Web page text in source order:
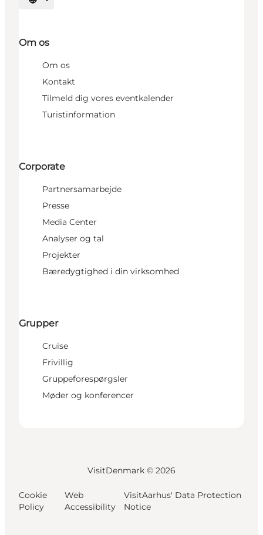
Vælg sprog
Om os
Om os
Kontakt
Tilmeld dig vores eventkalender
Turistinformation
Corporate
Partnersamarbejde
Presse
Media Center
Analyser og tal
Projekter
Bæredygtighed i din virksomhed
Grupper
Cruise
Frivillig
Gruppeforespørgsler
Møder og konferencer
VisitDenmark © 2026
Cookie
Policy
Web
Accessibility
VisitAarhus' Data Protection
Notice